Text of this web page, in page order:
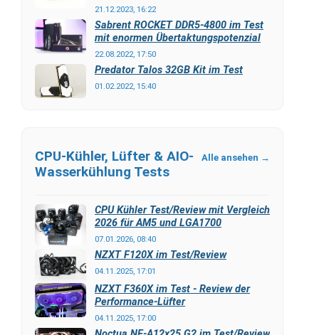
21.12.2023, 16:22
Sabrent ROCKET DDR5-4800 im Test
mit enormen Übertaktungspotenzial
22.08.2022, 17:50
Predator Talos 32GB Kit im Test
01.02.2022, 15:40
CPU-Kühler, Lüfter & AIO-
Wasserkühlung Tests
Alle ansehen →
CPU Kühler Test/Review mit Vergleich
2026 für AM5 und LGA1700
07.01.2026, 08:40
NZXT F120X im Test/Review
04.11.2025, 17:01
NZXT F360X im Test - Review der
Performance-Lüfter
04.11.2025, 17:00